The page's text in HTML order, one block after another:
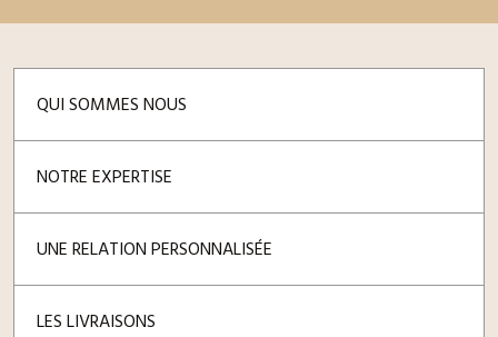
QUI SOMMES NOUS
NOTRE EXPERTISE
UNE RELATION PERSONNALISÉE
LES LIVRAISONS